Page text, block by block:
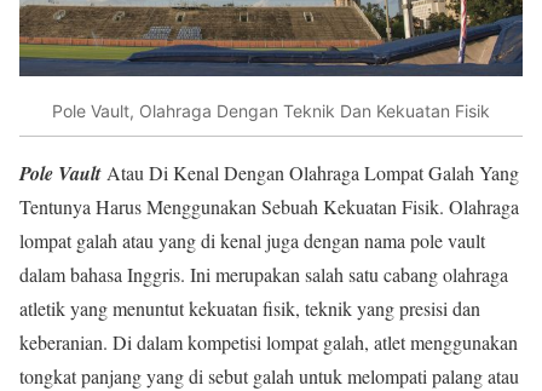
Pole Vault, Olahraga Dengan Teknik Dan Kekuatan Fisik
Pole VaultAtau Di Kenal Dengan Olahraga Lompat Galah Yang
Tentunya Harus Menggunakan Sebuah Kekuatan Fisik. Olahraga
lompat galah atau yang di kenal juga dengan nama pole vault
dalam bahasa Inggris. Ini merupakan salah satu cabang olahraga
atletik yang menuntut kekuatan fisik, teknik yang presisi dan
keberanian. Di dalam kompetisi lompat galah, atlet menggunakan
tongkat panjang yang di sebut galah untuk melompati palang atau